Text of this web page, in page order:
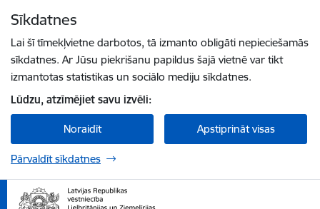
Sīkdatnes
Lai šī tīmekļvietne darbotos, tā izmanto obligāti nepieciešamās
sīkdatnes. Ar Jūsu piekrišanu papildus šajā vietnē var tikt
izmantotas statistikas un sociālo mediju sīkdatnes.
Lūdzu, atzīmējiet savu izvēli:
Noraidīt Apstiprināt visas
Pārvaldīt sīkdatnes